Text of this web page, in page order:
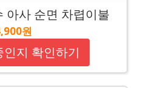
아사 순면 차렵이불
원
지 확인하기